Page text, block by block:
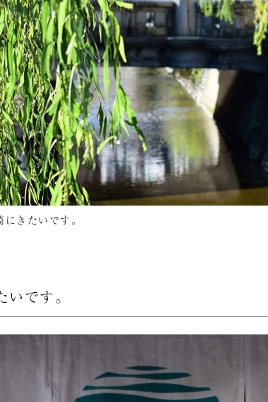
きたいです。
です。